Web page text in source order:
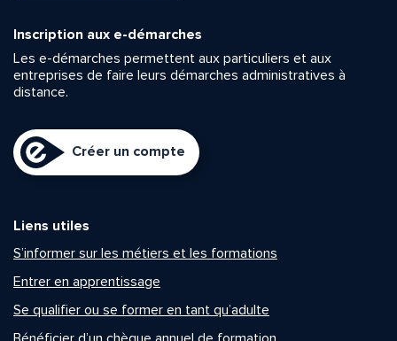
Inscription aux e-démarches
Les e-démarches permettent aux particuliers et aux
entreprises de faire leurs démarches administratives à
distance.
Créer un compte
Liens utiles
S’informer sur les métiers et les formations
Entrer en apprentissage
Se qualifier ou se former en tant qu’adulte